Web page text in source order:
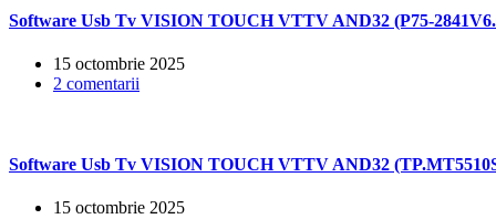
Software Usb Tv VISION TOUCH VTTV AND32 (P75-
15 octombrie 2025
2 comentarii
Software Usb Tv VISION TOUCH VTTV AND32
15 octombrie 2025